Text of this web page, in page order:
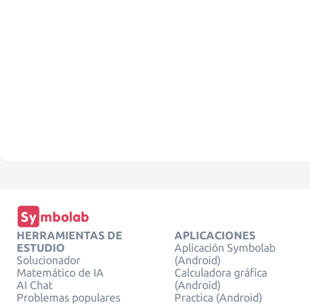
HERRAMIENTAS DE
ESTUDIO
Solucionador
Matemático de IA
AI Chat
Problemas populares
APLICACIONES
Aplicación Symbolab
(Android)
Calculadora gráfica
(Android)
Practica (Android)